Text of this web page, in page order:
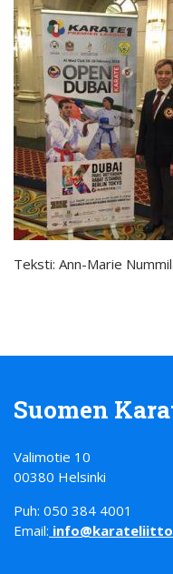
Teksti: Ann-Marie
Suomen
Valimotie 10
00380 Helsinki
Puh: 050 384 4001
Email: